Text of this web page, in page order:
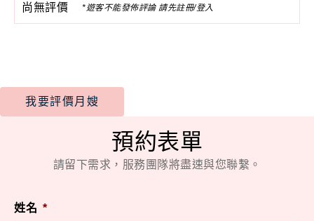
尚無評價 *遊客不能發佈評論 請先註冊/登入
我要評價月嫂
預約表單
請留下需求，服務團隊將盡速與您聯繫。
姓名 *